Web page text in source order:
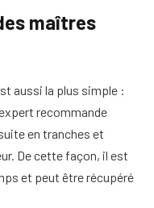
maîtres
aussi la plus simple :
recommande
en tranches et
De cette façon, il est
et peut être récupéré